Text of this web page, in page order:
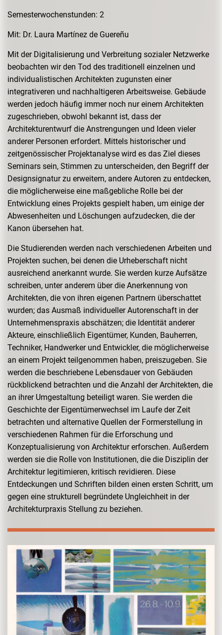
Semesterwochenstunden: 2
Mit: Dr. Laura Martínez de Guereñu
Mit der Digitalisierung und Verbreitung sozialer Netzwerke
beobachten wir den Tod des traditionell einzelnen und
individualistischen Architekten zugunsten einer
integrativeren und nachhaltigeren Arbeitsweise. Gebäude
werden jedoch häufig immer noch nur einem Architekten
zugeschrieben, obwohl bekannt ist, dass der
Architekturentwurf die Anstrengungen und Ideen vieler
anderer Personen erfordert. Mittels historischer und
zeitgenössischer Projektanalyse wird es das Ziel dieses
Seminars sein, Stimmen zu unterscheiden, den Begriff der
Designsignatur zu erweitern, andere Autoren zu entdecken,
die möglicherweise eine maßgebliche Rolle bei der
Entwicklung eines Projekts gespielt haben, um einige der
Abwesenheiten und Löschungen aufzudecken, die der
Kanon übersehen hat.
Die Studierenden werden nach verschiedenen Arbeiten und
Projekten suchen, bei denen die Urheberschaft nicht
ausreichend anerkannt wurde. Sie werden kurze Aufsätze
schreiben, unter anderem über die Anerkennung von
Architekten, die von ihren eigenen Partnern überschattet
wurden; das Ausmaß individueller Autorenschaft in der
Unternehmenspraxis abschätzen; die Identität anderer
Akteure, einschließlich Eigentümer, Kunden, Bauherren,
Techniker, Handwerker und Entwickler, die möglicherweise
an einem Projekt teilgenommen haben, preiszugeben. Sie
werden die beschriebene Lebensdauer von Gebäuden
rückblickend betrachten und die Anzahl der Architekten, die
an ihrer Umgestaltung beteiligt waren. Sie werden die
Geschichte der Eigentümerwechsel im Laufe der Zeit
betrachten und alternative Quellen der Formerstellung in
verschiedenen Rahmen für die Erforschung und
Konzeptualisierung von Architektur erforschen. Außerdem
werden sie die Rolle von Institutionen, die die Disziplin der
Architektur legitimieren, kritisch revidieren. Diese
Entdeckungen und Schriften bilden einen ersten Schritt, um
gegen eine strukturell begründete Ungleichheit in der
Architekturpraxis Stellung zu beziehen.